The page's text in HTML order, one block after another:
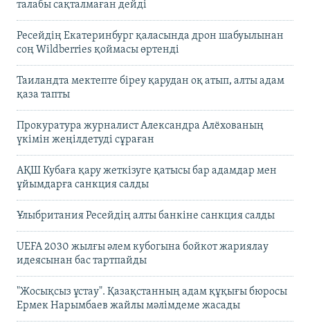
талабы сақталмаған дейді
Ресейдің Екатеринбург қаласында дрон шабуылынан
соң Wildberries қоймасы өртенді
Таиландта мектепте біреу қарудан оқ атып, алты адам
қаза тапты
Прокуратура журналист Александра Алёхованың
үкімін жеңілдетуді сұраған
АҚШ Кубаға қару жеткізуге қатысы бар адамдар мен
ұйымдарға санкция салды
Ұлыбритания Ресейдің алты банкіне санкция салды
UEFA 2030 жылғы әлем кубогына бойкот жариялау
идеясынан бас тартпайды
"Жосықсыз ұстау". Қазақстанның адам құқығы бюросы
Ермек Нарымбаев жайлы мәлімдеме жасады